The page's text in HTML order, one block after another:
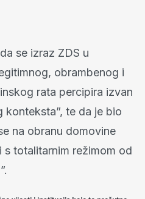
se izraz ZDS u
obrambenog i
rata percipira izvan
te da je bio
na obranu domovine
totalitarnim režimom od